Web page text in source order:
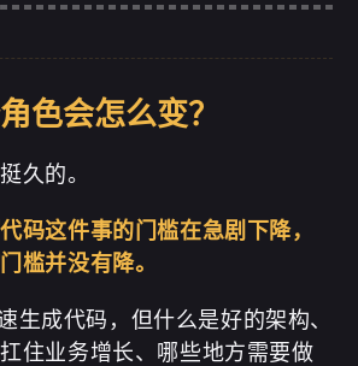
色会怎么变？
久的。
码这件事的门槛在急剧下降，
槛并没有降。
生成代码，但什么是好的架构、
住业务增长、哪些地方需要做